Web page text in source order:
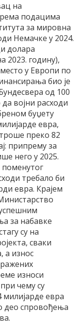
на
подацима
за мировна
Немачке у 2024.
долара
2023. годину),
у Европи по
био је
од 100
војни расходи
буџету
евра,
преко 82
припрему за
него у 2025.
поменутог
требало би
евра. Крајем
за набавке
су на
сваки
а износ
износи
чему су
евра
део спровођења